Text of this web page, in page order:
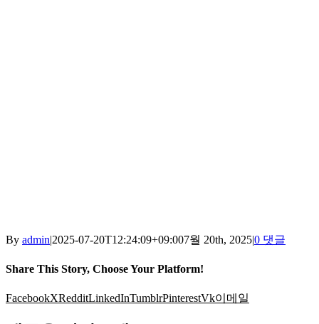
By admin|2025-07-20T12:24:09+09:007월 20th, 2025|0 댓글
Share This Story, Choose Your Platform!
FacebookXRedditLinkedInTumblrPinterestVk이메일